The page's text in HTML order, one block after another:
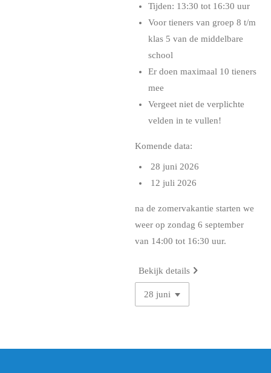
Tijden: 13:30 tot 16:30 uur
Voor tieners van groep 8 t/m
klas 5 van de middelbare
school
Er doen maximaal 10 tieners
mee
Vergeet niet de verplichte
velden in te vullen!
Komende data:
28 juni 2026
12 juli 2026
na de zomervakantie starten we
weer op zondag 6 september
van 14:00 tot 16:30 uur.
Bekijk details